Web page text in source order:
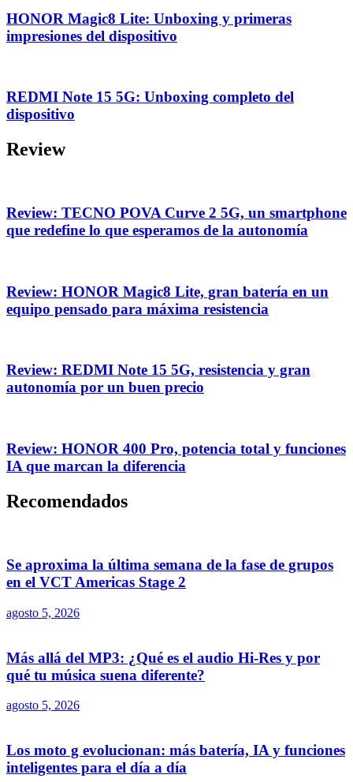
HONOR Magic8 Lite: Unboxing y primeras
impresiones del dispositivo
REDMI Note 15 5G: Unboxing completo del
dispositivo
Review
Review: TECNO POVA Curve 2 5G, un smartphone
que redefine lo que esperamos de la autonomía
Review: HONOR Magic8 Lite, gran batería en un
equipo pensado para máxima resistencia
Review: REDMI Note 15 5G, resistencia y gran
autonomía por un buen precio
Review: HONOR 400 Pro, potencia total y funciones
IA que marcan la diferencia
Recomendados
Se aproxima la última semana de la fase de grupos
en el VCT Americas Stage 2
agosto 5, 2026
Más allá del MP3: ¿Qué es el audio Hi-Res y por
qué tu música suena diferente?
agosto 5, 2026
Los moto g evolucionan: más batería, IA y funciones
inteligentes para el día a día